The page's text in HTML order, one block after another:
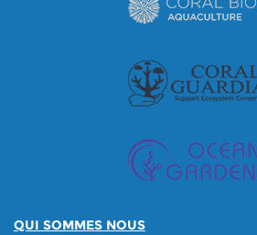
QUI SOMMES NOUS